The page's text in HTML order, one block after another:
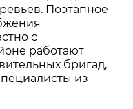
Поэтапное
с
работают
бригад,
из